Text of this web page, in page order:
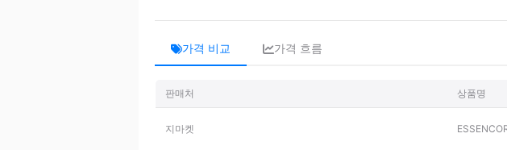
가격 비교 가격 흐름
판매처 상품명
지마켓